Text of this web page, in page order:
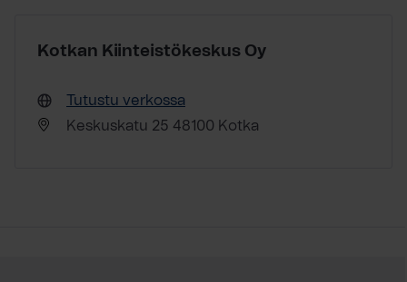
Kotkan Kiinteistökeskus Oy
Tutustu verkossa
Keskuskatu 25 48100 Kotka